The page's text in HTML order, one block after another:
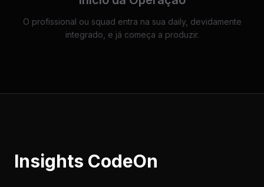
O profissional ou squad entra na sua daily, devidamente
integrado, e já começa a produzir.
Insights CodeOn